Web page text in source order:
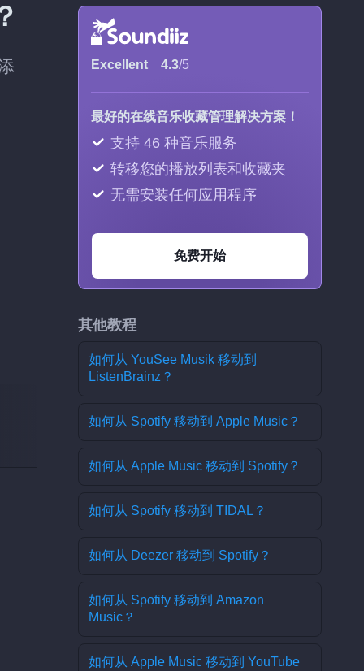
Excellent 4.3/5
最好的在线音乐收藏管理解决方案！
支持 46 种音乐服务
转移您的播放列表和收藏夹
无需安装任何应用程序
免费开始
其他教程
如何从 YouSee Musik 移动到
ListenBrainz？
如何从 Spotify 移动到 Apple Music？
如何从 Apple Music 移动到 Spotify？
如何从 Spotify 移动到 TIDAL？
如何从 Deezer 移动到 Spotify？
如何从 Spotify 移动到 Amazon
Music？
如何从 Apple Music 移动到 YouTube